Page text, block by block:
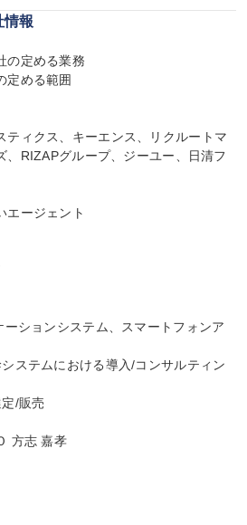
情報
の定める業務
定める範囲
ティクス、キーエンス、リクルートマ
、RIZAPグループ、ジーユー、日清フ
エージェント
ションシステム、スマートフォンア
ステムにおける導入/コンサルティン
/販売
方志 嘉孝